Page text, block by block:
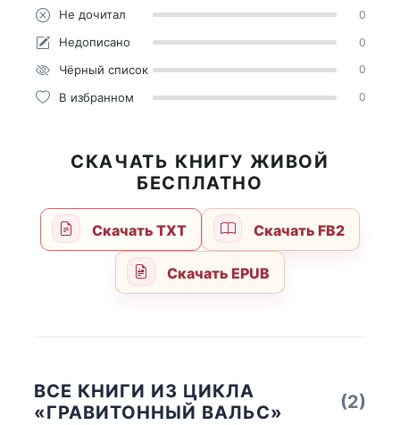
Не дочитал 0
Недописано 0
Чёрный список 0
В избранном 0
СКАЧАТЬ КНИГУ ЖИВОЙ
БЕСПЛАТНО
Скачать TXT Скачать FB2
Скачать EPUB
ВСЕ КНИГИ ИЗ ЦИКЛА
«ГРАВИТОННЫЙ ВАЛЬС»
(2)